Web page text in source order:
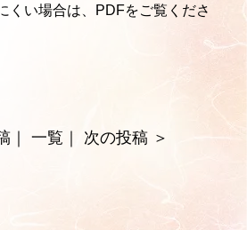
い場合は、 PDFをご覧くださ
｜ 一覧 ｜ 次の投稿 ＞